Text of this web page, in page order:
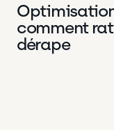
DevOps 2
comment
dérape